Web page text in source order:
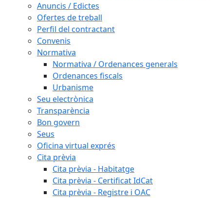
Anuncis / Edictes
Ofertes de treball
Perfil del contractant
Convenis
Normativa
Normativa / Ordenances generals
Ordenances fiscals
Urbanisme
Seu electrònica
Transparència
Bon govern
Seus
Oficina virtual exprés
Cita prèvia
Cita prèvia - Habitatge
Cita prèvia - Certificat IdCat
Cita prèvia - Registre i OAC